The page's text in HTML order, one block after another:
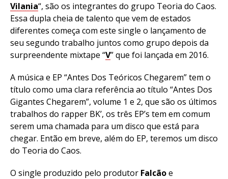
Vilania“, são os integrantes do grupo Teoria do Caos.
Essa dupla cheia de talento que vem de estados
diferentes começa com este single o lançamento de
seu segundo trabalho juntos como grupo depois da
surpreendente mixtape “V” que foi lançada em 2016.
A música e EP “Antes Dos Teóricos Chegarem” tem o
título como uma clara referência ao título “Antes Dos
Gigantes Chegarem”, volume 1 e 2, que são os últimos
trabalhos do rapper BK’, os três EP’s tem em comum
serem uma chamada para um disco que está para
chegar. Então em breve, além do EP, teremos um disco
do Teoria do Caos.
O single produzido pelo produtor Falcãoe